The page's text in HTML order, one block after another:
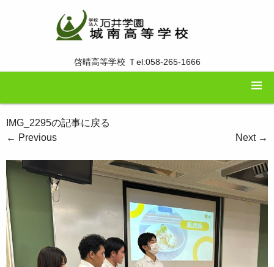
啓晴高等学校 Ｔel:058-265-1666
IMG_2295の記事に戻る
← Previous Next →